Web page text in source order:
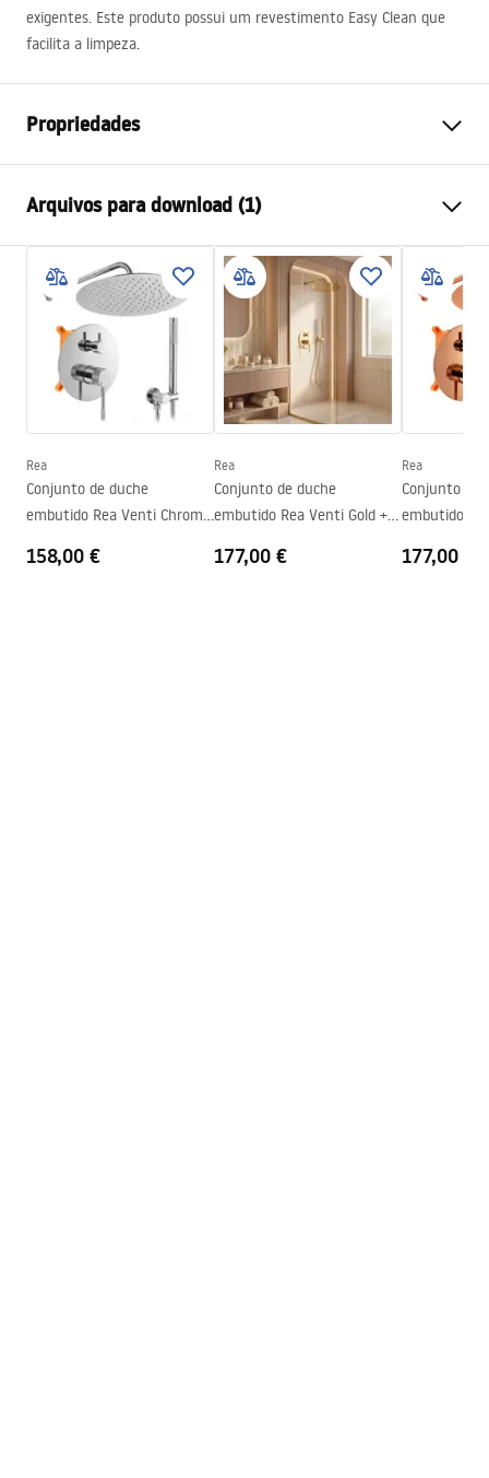
exigentes. Este produto possui um revestimento Easy Clean que
facilita a limpeza.
Propriedades
Cor
Złoty szczotkowany
Tipo de cabina
Canto
Cor do vidro
Transparente 6mm
Como abrir
Deslizamento
Assembléia
Em uma base de chuveiro ou
Altura (mm)
2005mm
Garantia
24 meses
Revestimento Fácil e Limpo
Sim, num dos lados do vidro
Arquivos para download (1)
Manual
Instrukcja Kabiny Montana.pdf
Rea
Conjunto de duche
embutido Rea Venti Chrome
158,00 €
Rea
Conjunto de duche
embutido Rea Venti Gold +
177,00 €
Rea
Conjunto de
embutido
177,00 €